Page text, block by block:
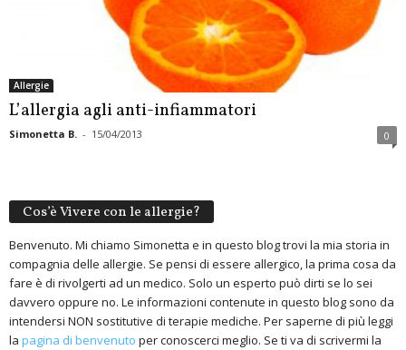
Allergie
L’allergia agli anti-infiammatori
Simonetta B. - 15/04/2013 0
Cos’è Vivere con le allergie?
Benvenuto. Mi chiamo Simonetta e in questo blog trovi la mia storia in
compagnia delle allergie. Se pensi di essere allergico, la prima cosa da
fare è di rivolgerti ad un medico. Solo un esperto può dirti se lo sei
davvero oppure no. Le informazioni contenute in questo blog sono da
intendersi NON sostitutive di terapie mediche. Per saperne di più leggi
la pagina di benvenuto per conoscerci meglio. Se ti va di scrivermi la